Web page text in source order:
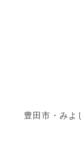
豊田市・み